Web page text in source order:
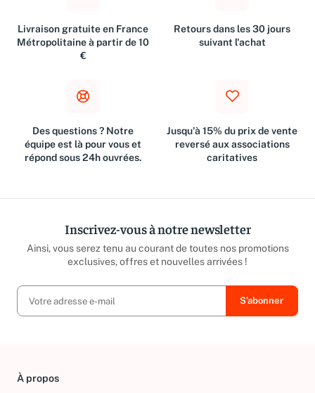
Livraison gratuite en France
Métropolitaine à partir de 10
€
Retours dans les 30 jours
suivant l'achat
Des questions ? Notre
équipe est là pour vous et
répond sous 24h ouvrées.
Jusqu'à 15% du prix de vente
reversé aux associations
caritatives
Inscrivez-vous à notre newsletter
Ainsi, vous serez tenu au courant de toutes nos promotions
exclusives, offres et nouvelles arrivées !
À propos